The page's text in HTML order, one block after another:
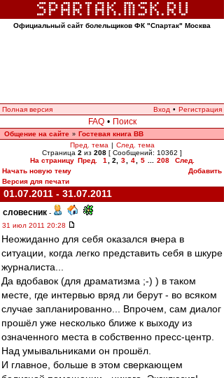
Официальный сайт болельщиков ФК "Спартак" Москва
Полная версия Вход • Регистрация
FAQ • Поиск
Общение на сайте » Гостевая книга ВВ
Пред. тема | След. тема
Страница 2 из 208 [ Сообщений: 10362 ]
На страницу Пред. 1 2 3 4 5 208
След.
Начать новую тему
Добавить
Версия для печати
01.07.2011 - 31.07.2011
словесник -
31 июл 2011 20:28
Неожиданно для себя оказался вчера в
ситуации, когда легко представить себя в шкуре
журналиста...
Да вдобавок (для драматизма ;-) ) в таком
месте, где интервью вряд ли берут - во всяком
случае запланированно... Впрочем, сам диалог
прошёл уже несколько ближе к выходу из
означенного места в собственно пресс-центр.
Над умывальниками он прошёл.
И главное, больше в этом сверкающем